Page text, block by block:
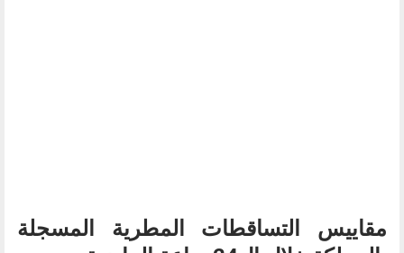
مقاييس التساقطات المطرية المسجلة